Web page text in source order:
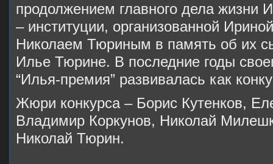
продолжением главного дела жизни
– институции, организованной
Николаем Тюриным в память об их
Илье Тюрине. В последние годы
“Илья-премия” развивалась как
Жюри конкурса – Борис Кутенков,
Владимир Коркунов, Николай
Николай Тюрин.